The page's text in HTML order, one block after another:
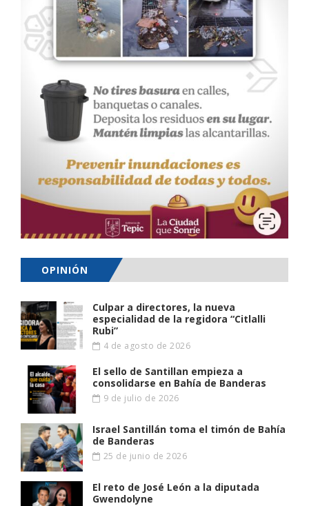
OPINIÓN
Culpar a directores, la nueva
especialidad de la regidora “Citlalli
Rubi”
4 de agosto de 2026
El sello de Santillan empieza a
consolidarse en Bahía de Banderas
9 de julio de 2026
Israel Santillán toma el timón de Bahía
de Banderas
25 de junio de 2026
El reto de José León a la diputada
Gwendolyne